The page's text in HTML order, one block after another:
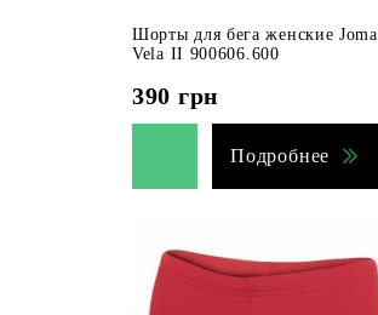
Шорты для бега женские Joma
Vela II 900606.600
390 грн
Подробнее